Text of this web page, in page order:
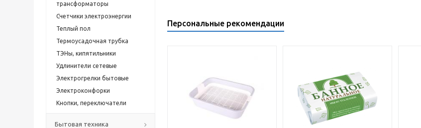
трансформаторы
Счетчики электроэнергии
Теплый пол
Термоусадочная трубка
ТЭНы, кипятильники
Удлинители сетевые
Электрогрелки бытовые
Электроконфорки
Кнопки, переключатели
Бытовая техника
Персональные рекомендации